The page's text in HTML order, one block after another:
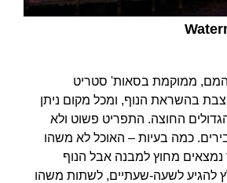
ממוקמת בסאות' סטריט
בהשראת הנוף, ומכל מקום ניתן
החוצה. התפריט פשוט ולא
כמה בעיות – האוכל לא משהו
נמצאים מחוץ למבנה אבל הנוף
להגיע לשעה-שעתיים, לשתות משהו